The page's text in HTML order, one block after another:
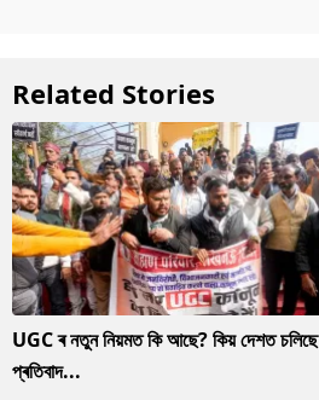
Related Stories
UGC ৰ নতুন নিয়মত কি আছে? কিয় দেশত চলিছে
প্ৰতিবাদ...